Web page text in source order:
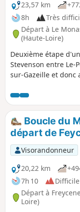
23,57 km
8h
Très
Départ à Le
(Haute-Loire)
Deuxième étape
Stevenson entre Le-
sur-Gazeille et donc
partir de cette
et Blanc). Attention
modifications par
carte IGN
de route).
Boucle du
départ de
Visorandonneur
20,22 km
7h 10
Difficile
Départ à
Loire)